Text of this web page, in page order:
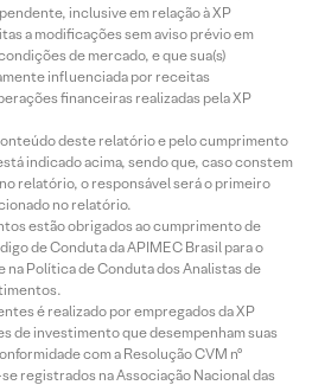
inclusive em relação à XP
a modificações sem aviso prévio em
de mercado, e que sua(s)
influenciada por receitas
financeiras realizadas pela XP
deste relatório e pelo cumprimento
indicado acima, sendo que, caso constem
relatório, o responsável será o primeiro
no relatório.
estão obrigados ao cumprimento de
de Conduta da APIMEC Brasil para o
na Política de Conduta dos Analistas de
é realizado por empregados da XP
de investimento que desempenham suas
com a Resolução CVM nº
registrados na Associação Nacional das